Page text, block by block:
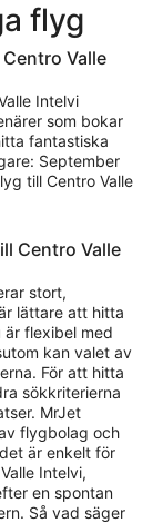
flyg
Valle
Intelvi
som bokar
fantastiska
September
till Centro Valle
Centro Valle
stort,
lättare att hitta
flexibel med
kan valet av
För att hitta
sökkriterierna
MrJet
flygbolag och
är enkelt för
Intelvi,
en spontan
Så vad säger